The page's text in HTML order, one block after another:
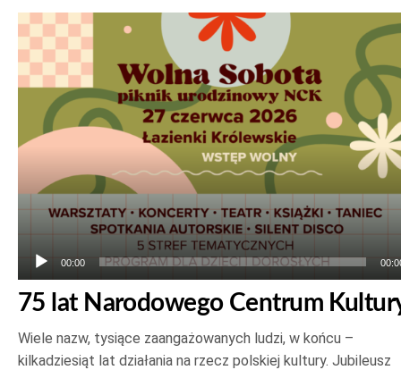
Odtwarzacz
plików
dźwiękowych
00:00
75 lat Narodowego Centrum
Wiele nazw, tysiące zaangażowanych ludzi, w końcu –
kilkadziesiąt lat działania na rzecz polskiej kultury. Jubileusz